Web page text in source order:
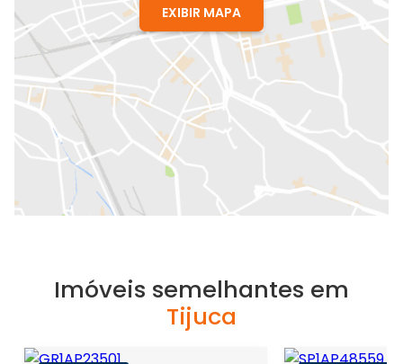
EXIBIR MAPA
Imóveis semelhantes em
Tijuca